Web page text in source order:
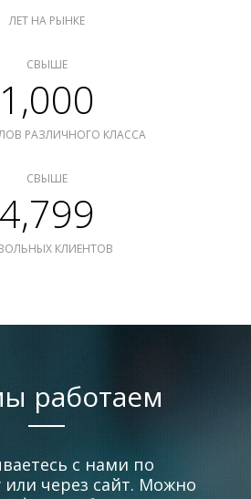
ЛЕТ НА РЫНКЕ
СВЫШЕ
1,000
РАЗЛИЧНОГО КЛАССА
СВЫШЕ
4,799
КЛИЕНТОВ
работаем
с нами по
или через сайт. Можно